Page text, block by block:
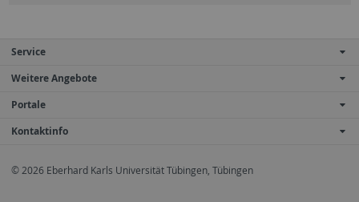
Service
Weitere Angebote
Portale
Kontaktinfo
© 2026 Eberhard Karls Universität Tübingen, Tübingen